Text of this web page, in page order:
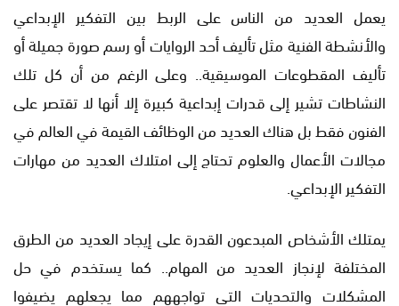
يعمل العديد من الناس على الربط بين التفكير الإبداعي
والأنشطة الفنية مثل تأليف أحد الروايات أو رسم صورة جميلة أو
تأليف المقطوعات الموسيقية.. وعلى الرغم من أن كل تلك
النشاطات تشير إلى قدرات إبداعية كبيرة إلا أنها لا تقتصر على
الفنون فقط بل هناك العديد من الوظائف القيمة في العالم في
مجالات الأعمال والعلوم تحتاج إلى امتلاك العديد من مهارات
التفكير الإبداعي.
يمتلك الأشخاص المبدعون القدرة على إيجاد العديد من الطرق
المختلفة لإنجاز العديد من المهام.. كما يستخدم في حل
المشكلات والتحديات التي تواجههم مما يجعلهم يضيفوا